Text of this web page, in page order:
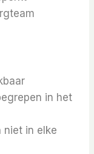
in het
niet in elke